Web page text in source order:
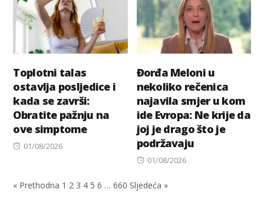
Toplotni talas
ostavlja posljedice i
kada se završi:
Obratite pažnju na
ove simptome
Posted
01/08/2026
Đorđa Meloni u
nekoliko rečenica
najavila smjer u kom
ide Evropa: Ne krije da
joj je drago što je
podržavaju
Posted
01/08/2026
« Prethodna 1 2 3 4 5 6 … 660 Sljedeća »